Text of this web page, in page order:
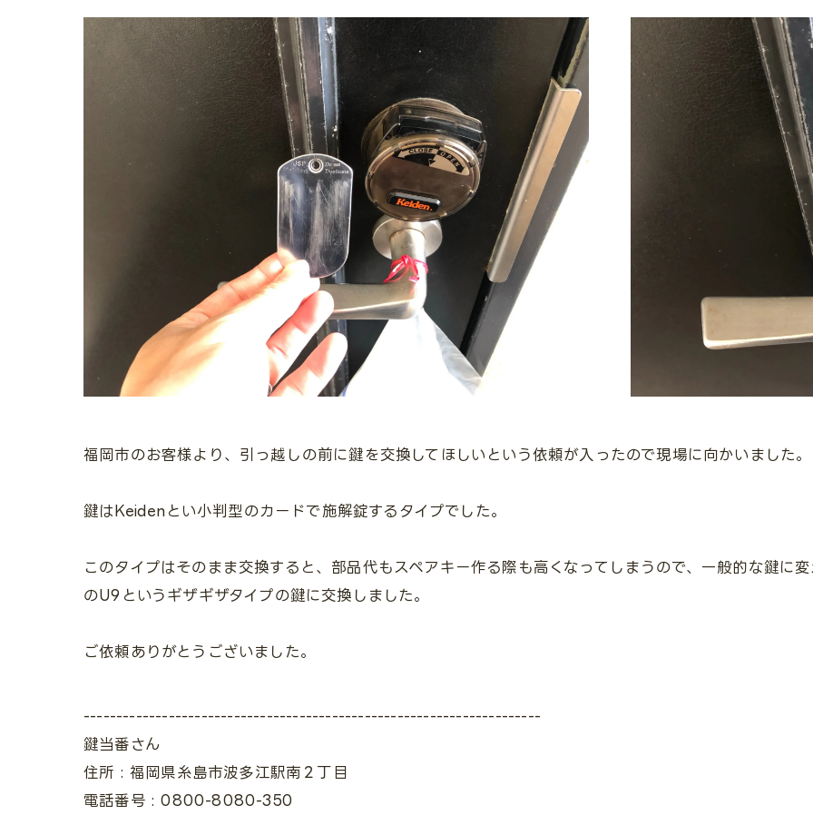
福岡市のお客様より、引っ越しの前に鍵を交換してほしいという依頼が入ったので現場に向かいました。
鍵はKeidenとい小判型のカードで施解錠するタイプでした。
このタイプはそのまま交換すると、部品代もスペアキー作る際も高くなってしまうので、一般的な鍵に
のU9というギザギザタイプの鍵に交換しました。
ご依頼ありがとうございました。
----------------------------------------------------------------------
鍵当番さん
住所 : 福岡県糸島市波多江駅南２丁目
電話番号 : 0800-8080-350